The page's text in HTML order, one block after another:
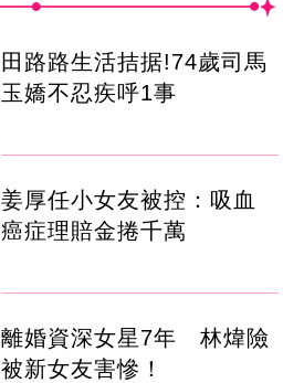
田路路生活拮据!74歲司馬
玉嬌不忍疾呼1事
姜厚任小女友被控：吸血
癌症理賠金捲千萬
離婚資深女星7年 林煒險
被新女友害慘！